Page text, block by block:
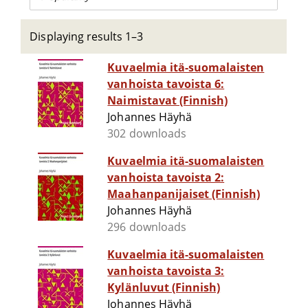
Displaying results 1–3
Kuvaelmia itä-suomalaisten
vanhoista tavoista 6:
Naimistavat (Finnish)
Johannes Häyhä
302 downloads
Kuvaelmia itä-suomalaisten
vanhoista tavoista 2:
Maahanpanijaiset (Finnish)
Johannes Häyhä
296 downloads
Kuvaelmia itä-suomalaisten
vanhoista tavoista 3:
Kylänluvut (Finnish)
Johannes Häyhä